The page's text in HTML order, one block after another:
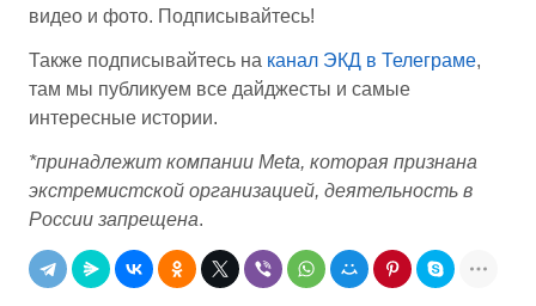
видео и фото. Подписывайтесь!
Также подписывайтесь на канал ЭКД в Телеграме,
там мы публикуем все дайджесты и самые
интересные истории.
*принадлежит компании Meta, которая признана
экстремистской организацией, деятельность в
России запрещена.